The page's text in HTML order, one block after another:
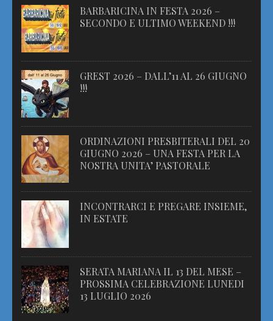
BARBARICINA IN FESTA 2026 –
SECONDO E ULTIMO WEEKEND !!!
GREST 2026 – DALL’11 AL 26 GIUGNO
!!!
ORDINAZIONI PRESBITERALI DEL 20
GIUGNO 2026 – UNA FESTA PER LA
NOSTRA UNITA’ PASTORALE
INCONTRARCI E PREGARE INSIEME,
IN ESTATE
SERATA MARIANA IL 13 DEL MESE –
PROSSIMA CELEBRAZIONE LUNEDI
13 LUGLIO 2026